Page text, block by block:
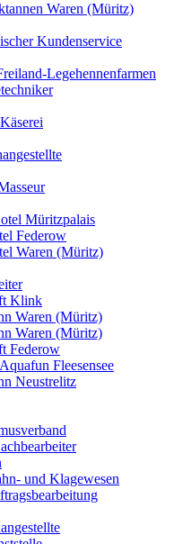
Waren (Müritz)
Kundenservice
Legehennenfarmen
Müritzpalais
Federow
Waren (Müritz)
Klink
Waren (Müritz)
Waren (Müritz)
Federow
Fleesensee
Neustrelitz
und Klagewesen